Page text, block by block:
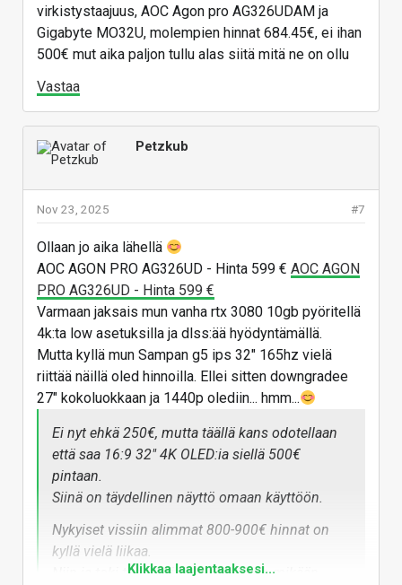
virkistystaajuus, AOC Agon pro AG326UDAM ja
Gigabyte MO32U, molempien hinnat 684.45€, ei ihan
500€ mut aika paljon tullu alas siitä mitä ne on ollu
Vastaa
Petzkub
#7
Nov 23, 2025
Ollaan jo aika lähellä
AOC AGON PRO AG326UD - Hinta 599 € AOC AGON
PRO AG326UD - Hinta 599 €
Varmaan jaksais mun vanha rtx 3080 10gb pyöritellä
4k:ta low asetuksilla ja dlss:ää hyödyntämällä.
Mutta kyllä mun Sampan g5 ips 32" 165hz vielä
riittää näillä oled hinnoilla. Ellei sitten downgradee
27" kokoluokkaan ja 1440p olediin... hmm...
Ei nyt ehkä 250€, mutta täällä kans odotellaan
että saa 16:9 32" 4K OLED:ia siellä 500€
pintaan.
Siinä on täydellinen näyttö omaan käyttöön.
Nykyiset vissiin alimmat 800-900€ hinnat on
kyllä vielä liikaa.
Niin ja toki tässä kriteerinä ettei ole mikään
Klikkaa laajentaaksesi...